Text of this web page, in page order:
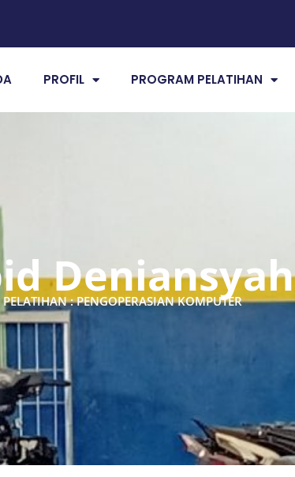
PROFIL PROGRAM PELATIHAN
Deniansyah
: PENGOPERASIAN KOMPUTER